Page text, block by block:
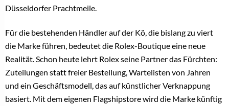
Düsseldorfer Prachtmeile.
Für die bestehenden Händler auf der Kö, die bislang zu viert
die Marke führen, bedeutet die Rolex-Boutique eine neue
Realität. Schon heute lehrt Rolex seine Partner das Fürchten:
Zuteilungen statt freier Bestellung, Wartelisten von Jahren
und ein Geschäftsmodell, das auf künstlicher Verknappung
basiert. Mit dem eigenen Flagshipstore wird die Marke künftig